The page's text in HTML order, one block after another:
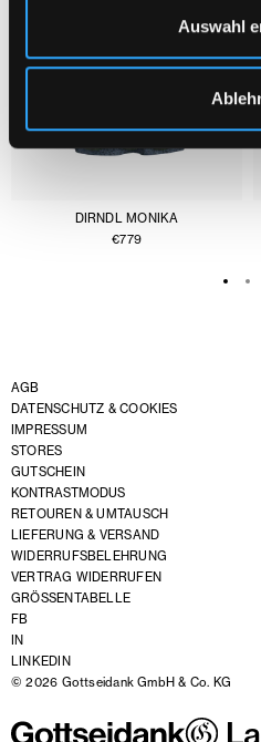
Auswahl
DIRNDL MONIKA
€779
AGB
DATENSCHUTZ & COOKIES
IMPRESSUM
STORES
GUTSCHEIN
KONTRASTMODUS
RETOUREN & UMTAUSCH
LIEFERUNG & VERSAND
WIDERRUFSBELEHRUNG
VERTRAG WIDERRUFEN
GRÖSSENTABELLE
FB
IN
LINKEDIN
© 2026 Gottseidank GmbH & Co. KG